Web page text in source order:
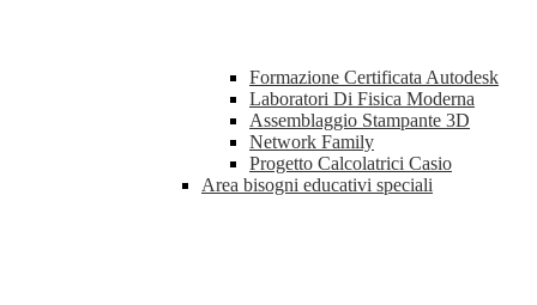
Formazione Certificata Autodesk
Laboratori Di Fisica Moderna
Assemblaggio Stampante 3D
Network Family
Progetto Calcolatrici Casio
Area bisogni educativi speciali